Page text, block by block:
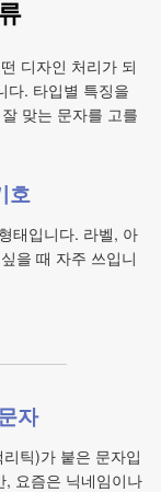
디자인 처리가 되
다. 타입별 특징을
맞는 문자를 고를
호
태입니다. 라벨, 아
을 때 자주 쓰입니
자
틱)가 붙은 문자입
, 요즘은 닉네임이나